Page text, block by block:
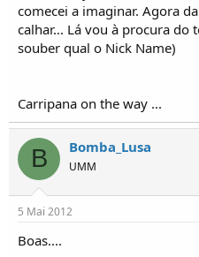
comecei a imaginar. Agora
calhar... Lá vou à procura do
souber qual o Nick Name)
Carripana on the way ...
B Bomba_Lusa
UMM
5 Mai 2012
Boas....